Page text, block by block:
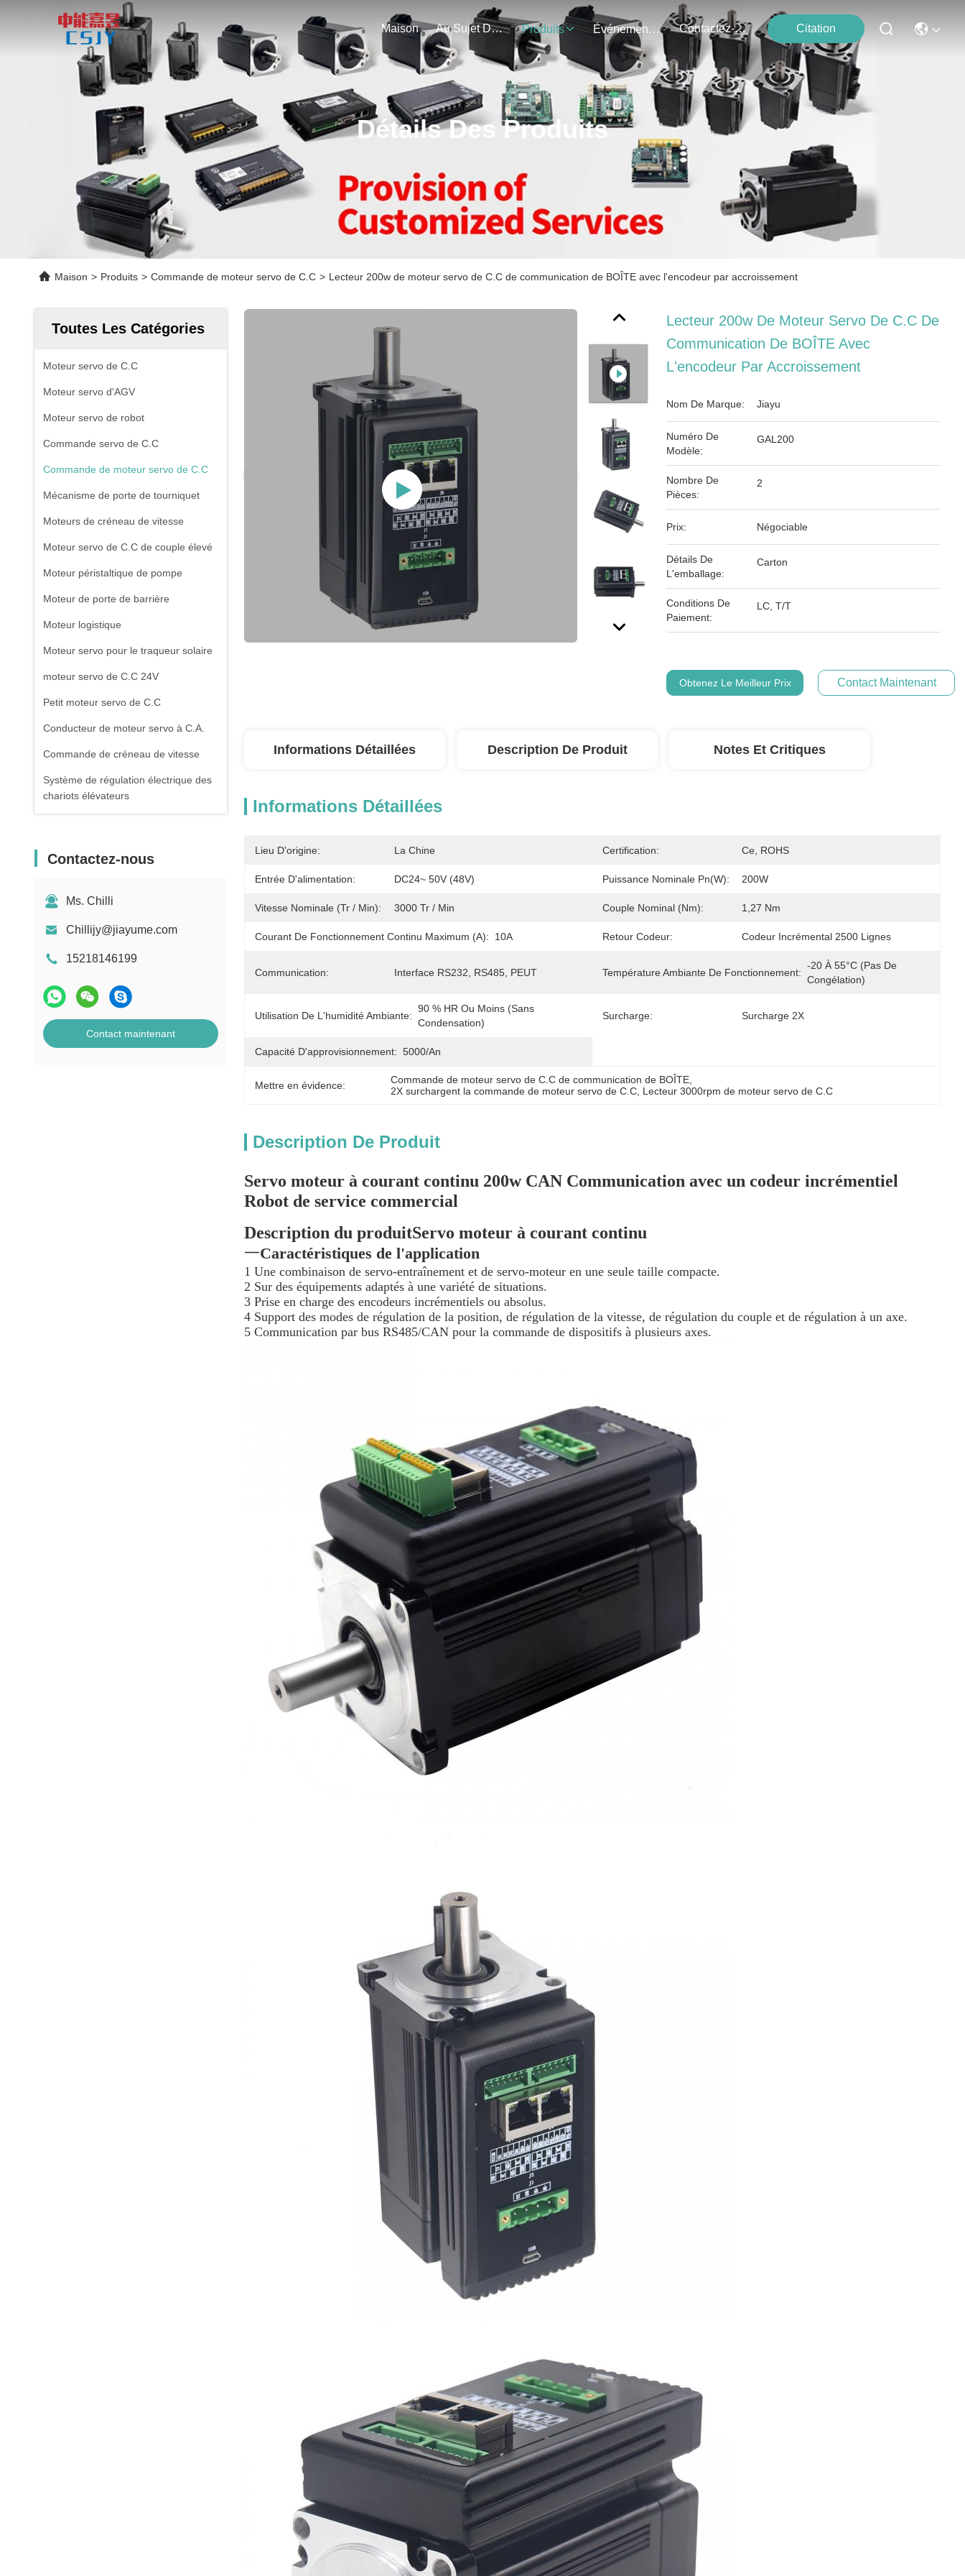
Maison Au Sujet De Nous Produits Événements Contactez-Nous Citation
Détails Des Produits
Maison > Produits > Commande de moteur servo de C.C > Lecteur 200w de moteur servo de C.C de communication de BOÎTE avec l'encodeur par accroissement
Toutes Les Catégories
Moteur servo de C.C
Moteur servo d'AGV
Moteur servo de robot
Commande servo de C.C
Commande de moteur servo de C.C
Mécanisme de porte de tourniquet
Moteurs de créneau de vitesse
Moteur servo de C.C de couple élevé
Moteur péristaltique de pompe
Moteur de porte de barrière
Moteur logistique
Moteur servo pour le traqueur solaire
moteur servo de C.C 24V
Petit moteur servo de C.C
Conducteur de moteur servo à C.A.
Commande de créneau de vitesse
Système de régulation électrique des
chariots élévateurs
Contrôleur de porte de tournevis
Contactez-nous
Ms. Chilli
Chillijy@jiayume.com
15218146199
Contact maintenant
Lecteur 200w De Moteur Servo De C.C De
Communication De BOÎTE Avec
L'encodeur Par Accroissement
Nom De Marque: Jiayu
Numéro De
Modèle:
GAL200
Nombre De
Pièces:
2
Prix: Négociable
Détails De
L'emballage:
Carton
Conditions De
Paiement:
LC, T/T
Obtenez Le Meilleur Prix Contact Maintenant
Informations Détaillées Description De Produit Notes Et Critiques
Informations Détaillées
Lieu D'origine: La Chine Certification: Ce, ROHS
Entrée D'alimentation: DC24~ 50V (48V) Puissance Nominale Pn(W): 200W
Vitesse Nominale (tr / Min): 3000 Tr / Min Couple Nominal (nm): 1,27 Nm
Courant De Fonctionnement Continu Maximum (A): 10A Retour Codeur: Codeur Incrémental 2500 Lignes
Communication: Interface RS232, RS485, PEUT Température Ambiante De Fonctionnement:
-20 À 55°C (pas De
Congélation)
Utilisation De L'humidité Ambiante:
90 % HR Ou Moins (sans
Condensation)
Surcharge: Surcharge 2X
Capacité D'approvisionnement: 5000/an
Mettre en évidence: Commande de moteur servo de C.C de communication de BOÎTE,
2X surchargent la commande de moteur servo de C.C, Lecteur 3000rpm de moteur servo de C.C
Description De Produit
Servo moteur à courant continu 200w CAN Communication avec un codeur incrémentiel
Robot de service commercial
Description du produitServo moteur à courant continu
一Caractéristiques de l'application
1 Une combinaison de servo-entraînement et de servo-moteur en une seule taille compacte.
2 Sur des équipements adaptés à une variété de situations.
3 Prise en charge des encodeurs incrémentiels ou absolus.
4 Support des modes de régulation de la position, de régulation de la vitesse, de régulation du couple et de régulation à un axe.
5 Communication par bus RS485/CAN pour la commande de dispositifs à plusieurs axes.